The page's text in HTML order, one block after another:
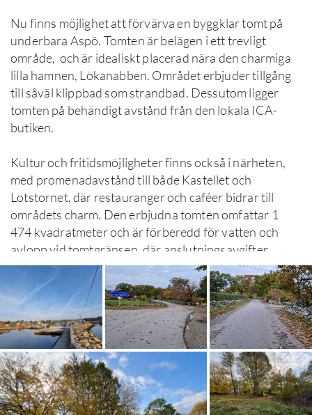
Nu finns möjlighet att förvärva en byggklar tomt på
underbara Aspö. Tomten är belägen i ett trevligt
område,  och är idealiskt placerad nära den charmiga
lilla hamnen, Lökanabben. Området erbjuder tillgång
till såväl klippbad som strandbad. Dessutom ligger
tomten på behändigt avstånd från den lokala ICA-
butiken.
Kultur och fritidsmöjligheter finns också i närheten,
med promenadavstånd till både Kastellet och
Lotstornet, där restauranger och caféer bidrar till
områdets charm. Den erbjudna tomten omfattar 1
474 kvadratmeter och är förberedd för vatten och
avlopp vid tomtgränsen, där anslutningsavgifter
tillkommer för köparen.
För de som drömmer om att bygga ett eget hus,
oavsett om det är tänkt som permanentbostad eller
fritidshus, ger tomten en unik möjlighet. Med ett
befintligt förhandbesked för husbygge, erbjuder
denna tomt på Aspö en chans att förverkliga sina
boendedrömmar i ett av Karlskronas mest
eftertraktade skärgårdsområden.